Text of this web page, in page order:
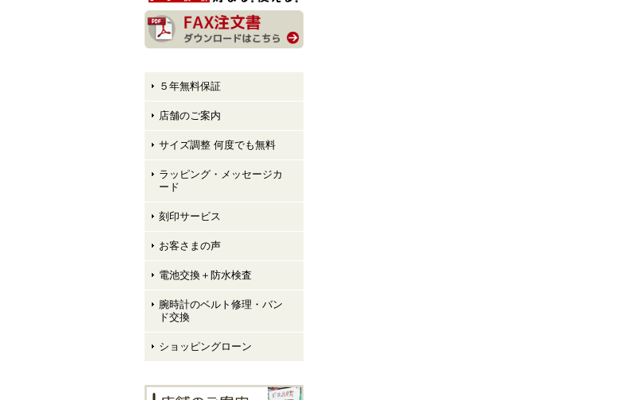
５年無料保証
店舗のご案内
サイズ調整 何度でも無料
ラッピング・メッセージカ
ード
刻印サービス
お客さまの声
電池交換＋防水検査
腕時計のベルト修理・バン
ド交換
ショッピングローン